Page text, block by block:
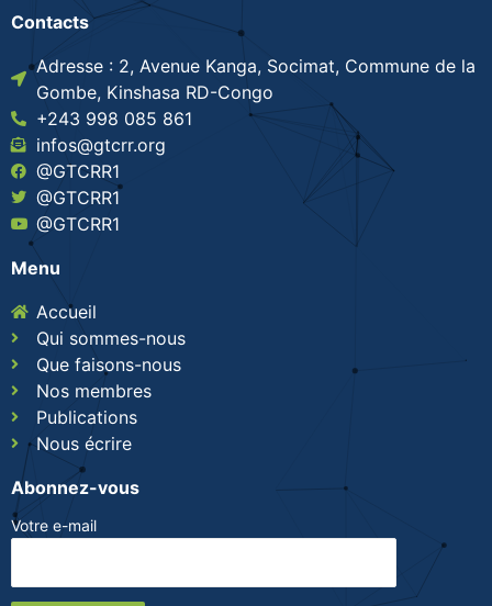
Contacts
Adresse : 2, Avenue Kanga, Socimat, Commune de la
Gombe, Kinshasa RD-Congo
+243 998 085 861
infos@gtcrr.org
@GTCRR1
@GTCRR1
@GTCRR1
Menu
Accueil
Qui sommes-nous
Que faisons-nous
Nos membres
Publications
Nous écrire
Abonnez-vous
Votre e-mail